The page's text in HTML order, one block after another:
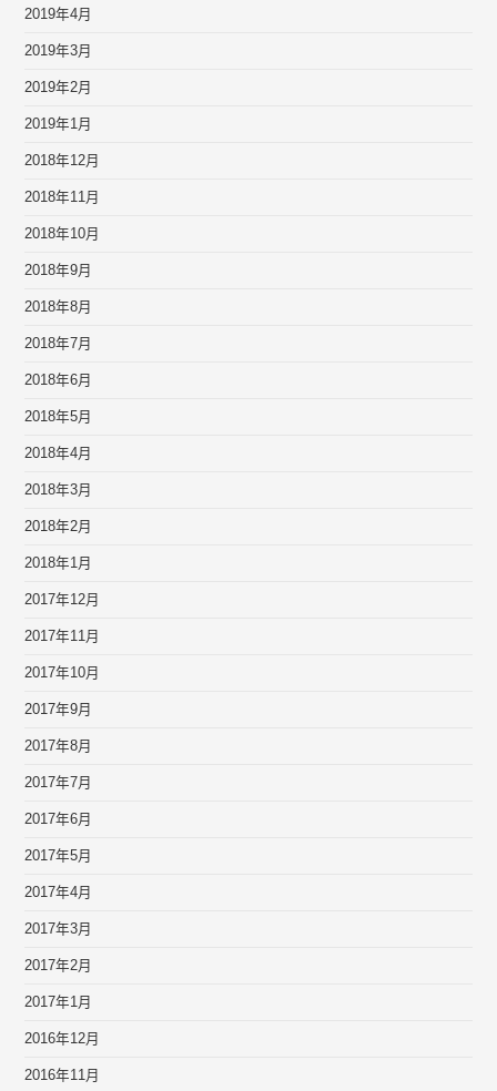
2019年4月
2019年3月
2019年2月
2019年1月
2018年12月
2018年11月
2018年10月
2018年9月
2018年8月
2018年7月
2018年6月
2018年5月
2018年4月
2018年3月
2018年2月
2018年1月
2017年12月
2017年11月
2017年10月
2017年9月
2017年8月
2017年7月
2017年6月
2017年5月
2017年4月
2017年3月
2017年2月
2017年1月
2016年12月
2016年11月